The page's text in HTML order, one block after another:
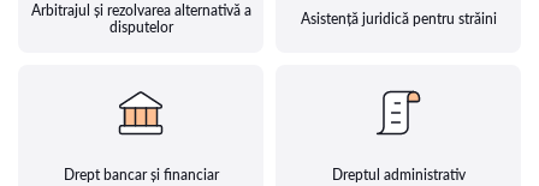
Arbitrajul și rezolvarea alternativă a
disputelor
Asistență juridică pentru străini
Drept bancar și financiar Dreptul administrativ